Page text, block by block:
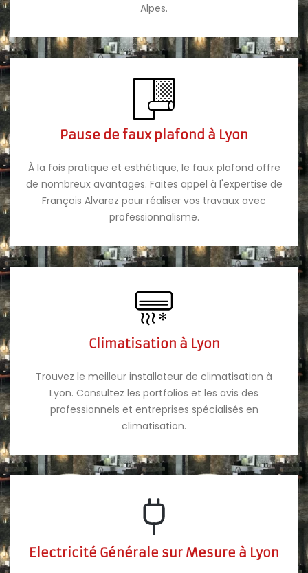
Alpes.
Pause de faux plafond à Lyon
À la fois pratique et esthétique, le faux plafond offre
de nombreux avantages. Faites appel à l'expertise de
François Alvarez pour réaliser vos travaux avec
professionnalisme.
Climatisation à Lyon
Trouvez le meilleur installateur de climatisation à
Lyon. Consultez les portfolios et les avis des
professionnels et entreprises spécialisés en
climatisation.
Electricité Générale sur Mesure à Lyon